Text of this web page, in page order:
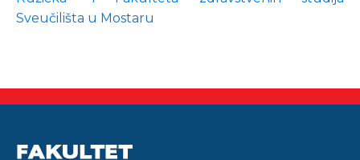
Sveučilišta u Mostaru